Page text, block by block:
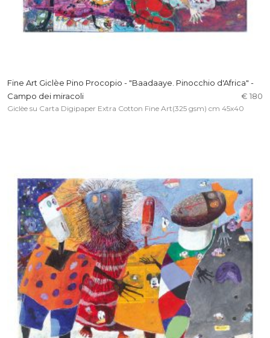
Fine Art Giclèe Pino Procopio - "Baadaaye. Pinocchio d'Africa" -
Campo dei miracoli
€ 180
Giclèe su Carta Digipaper Extra Cotton Fine Art(325 gsm) cm 45x40